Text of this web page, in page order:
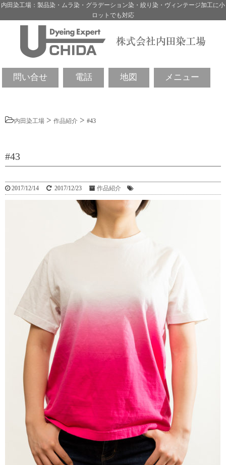
内田染工場：製品染・ムラ染・グラデーション染・絞り染・ヴィンテージ加工に小
ロットでも対応
問い合せ 電話 地図 メニュー
内田染工場 > 作品紹介 > #43
#43
2017/12/14 2017/12/23 作品紹介